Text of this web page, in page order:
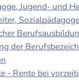
Jugend- und
der
- Rente bei